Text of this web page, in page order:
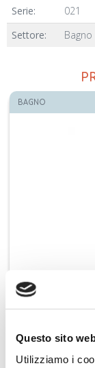
Questo sito
Utilizziamo i
Serie:
021
Settore:
Bagno
BAGNO
L00824